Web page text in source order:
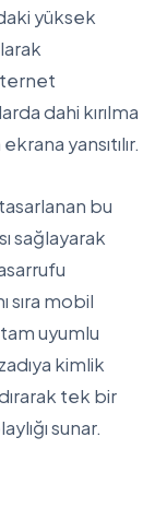
yüksek
dahi kırılma
yansıtılır.
bu
sağlayarak
sıra mobil
tam uyumlu
kimlik
tek bir
sunar.